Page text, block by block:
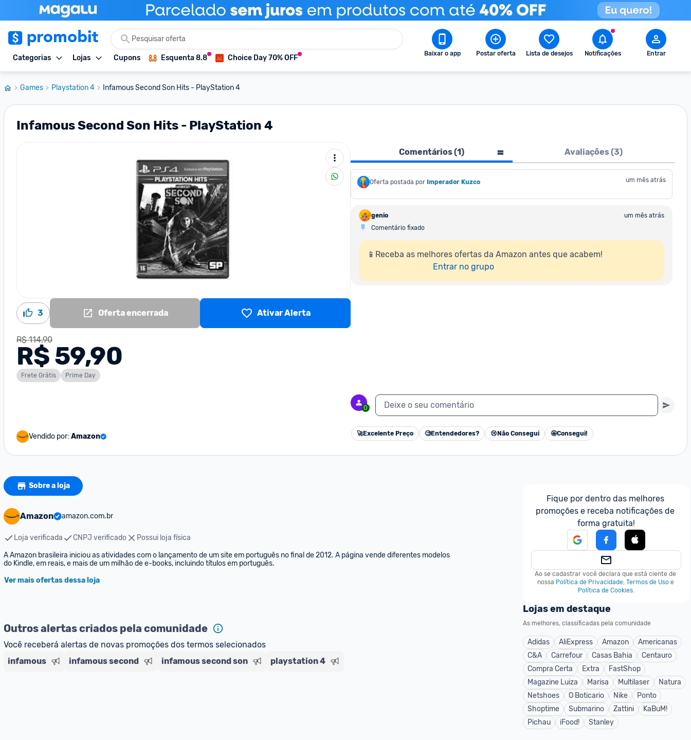
Categorias Lojas Cupons Esquenta 8.8 Choice Day 70% OFF Baixar o app Postar oferta Lista de desejos Notificações Entrar
Games Playstation 4 Infamous Second Son Hits - PlayStation 4
Infamous Second Son Hits - PlayStation 4
3 Oferta encerrada Ativar Alerta
R$ 114,90
R$ 59,90
Frete Grátis Prime Day
Vendido por: Amazon
Comentários (1) Avaliações (3)
Oferta postada por Imperador Kuzco um mês atrás
genio
um mês atrás
Comentário fixado
📱Receba as melhores ofertas da Amazon antes que acabem!
Entrar no grupo
0 Deixe o seu comentário
🚀Excelente Preço 🧐Entendedores? 😢 Não Consegui 🤩Consegui!
Sobre a loja
Amazon amazon.com.br
Loja verificada CNPJ verificado
Possui loja física
A Amazon brasileira iniciou as atividades com o lançamento de um site em português no final de 2012. A página vende diferentes modelos
do Kindle, em reais, e mais de um milhão de e-books, incluindo títulos em português.
Ver mais ofertas dessa loja
Outros alertas criados pela comunidade
Você receberá alertas de novas promoções dos termos selecionados
infamous
infamous second infamous second son playstation 4
Fique por dentro das melhores
promoções e receba notificações de
forma gratuita!
Ao se cadastrar você declara que está ciente de
nossa Política de Privacidade, Termos de Uso e
Política de Cookies.
Lojas em destaque
As melhores, classificadas pela comunidade
Adidas AliExpress Amazon
Americanas
C&A
Carrefour Casas Bahia
Centauro
Compra Certa
Extra
FastShop
Magazine Luiza
Marisa Multilaser
Natura
Netshoes
O Boticario Nike
Ponto
Shoptime
Submarino Zattini
KaBuM!
Pichau
iFood! Stanley